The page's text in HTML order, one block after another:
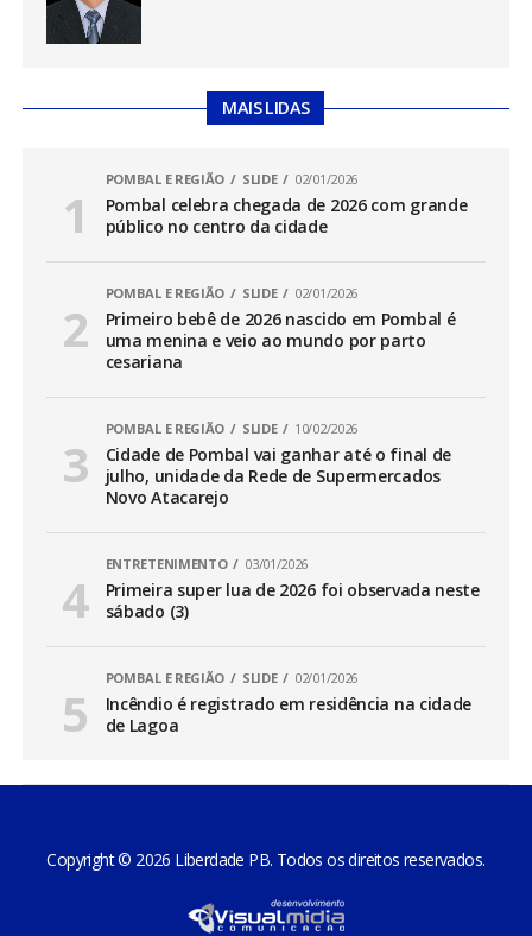
MAIS LIDAS
POMBAL E REGIÃO SLIDE 02/01/2026
Pombal celebra chegada de 2026 com grande
público no centro da cidade
POMBAL E REGIÃO SLIDE 02/01/2026
Primeiro bebê de 2026 nascido em Pombal é
uma menina e veio ao mundo por parto
cesariana
POMBAL E REGIÃO SLIDE 10/02/2026
Cidade de Pombal vai ganhar até o final de
julho, unidade da Rede de Supermercados
Novo Atacarejo
ENTRETENIMENTO 03/01/2026
Primeira super lua de 2026 foi observada neste
sábado (3)
POMBAL E REGIÃO SLIDE 02/01/2026
Incêndio é registrado em residência na cidade
de Lagoa
Copyright © 2026 Liberdade PB. Todos os direitos reservados.